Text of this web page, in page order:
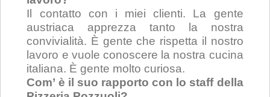
Il contatto con i miei clienti. La gente
austriaca apprezza tanto la nostra
convivialità. È gente che rispetta il nostro
lavoro e vuole conoscere la nostra cucina
italiana. È gente molto curiosa.
Com’ è il suo rapporto con lo staff della